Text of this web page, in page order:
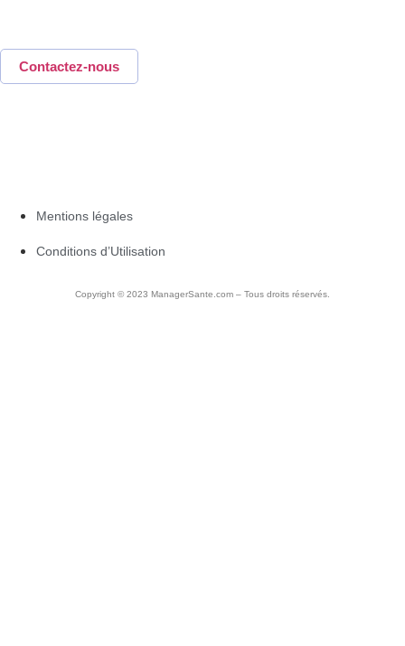
Contactez-nous
Mentions légales
Conditions d’Utilisation
Copyright © 2023 ManagerSante.com – Tous droits réservés.